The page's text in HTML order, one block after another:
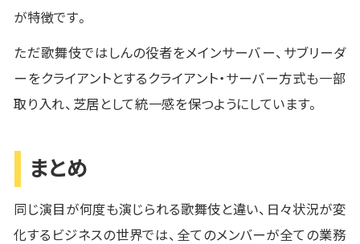
が特徴です。
ただ歌舞伎ではしんの役者をメインサーバー、サブリーダ
ーをクライアントとするクライアント・サーバー方式も一部
取り入れ、芝居として統一感を保つようにしています。
まとめ
同じ演目が何度も演じられる歌舞伎と違い、日々状況が変
化するビジネスの世界では、全てのメンバーが全ての業務